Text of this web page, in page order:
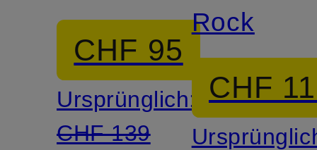
CHF 95
Ursprünglich:
CHF 139
Rock
CHF